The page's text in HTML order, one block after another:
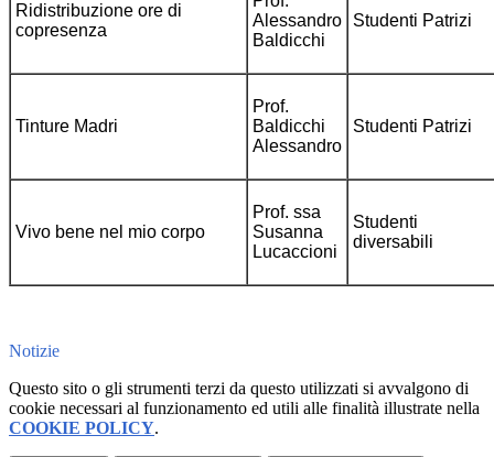
Ridistribuzione ore di
copresenza
Alessandro
Baldicchi
Studenti Patrizi
Tinture Madri
Prof.
Baldicchi
Alessandro
Studenti Patrizi
Vivo bene nel mio corpo
Prof. ssa
Susanna
Lucaccioni
Studenti
diversabili
Notizie
Questo sito o gli strumenti terzi da questo utilizzati si avvalgono di
cookie necessari al funzionamento ed utili alle finalità illustrate nella
COOKIE POLICY.